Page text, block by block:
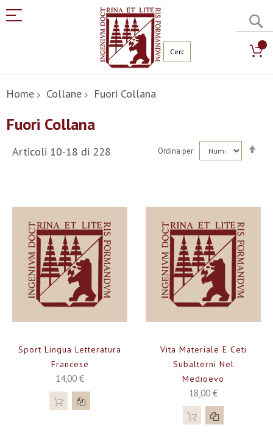
al
contenuto
Home Collane Fuori Collana
Fuori Collana
Articoli 10-18 di 228 Ordina per
Sport Lingua Letteratura
Francese
14,00 €
Vita Materiale E Ceti
Subalterni Nel
Medioevo
18,00 €